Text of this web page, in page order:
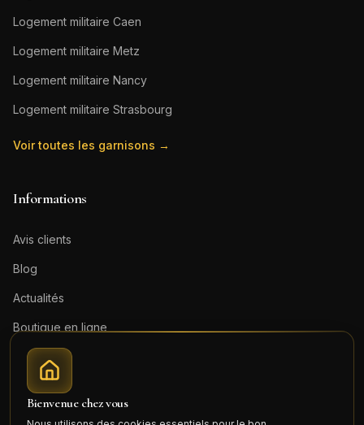
Logement militaire Caen
Logement militaire Metz
Logement militaire Nancy
Logement militaire Strasbourg
Voir toutes les garnisons →
Informations
Avis clients
Blog
Actualités
Boutique en ligne
Contact
Mentions légales
Bienvenue chez vous